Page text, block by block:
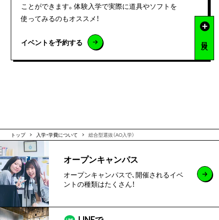
ことができます。体験入学で実際に道具やソフトを
使ってみるのもオススメ！
イベントを予約する
トップ 入学・学費について 総合型選抜（AO入学）
オープンキャンパス
オープンキャンパスで､開催されるイベ
ントの種類はたくさん！